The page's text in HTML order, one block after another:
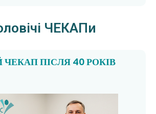
ЧЕКАПи
ПІСЛЯ 40 РОКІВ